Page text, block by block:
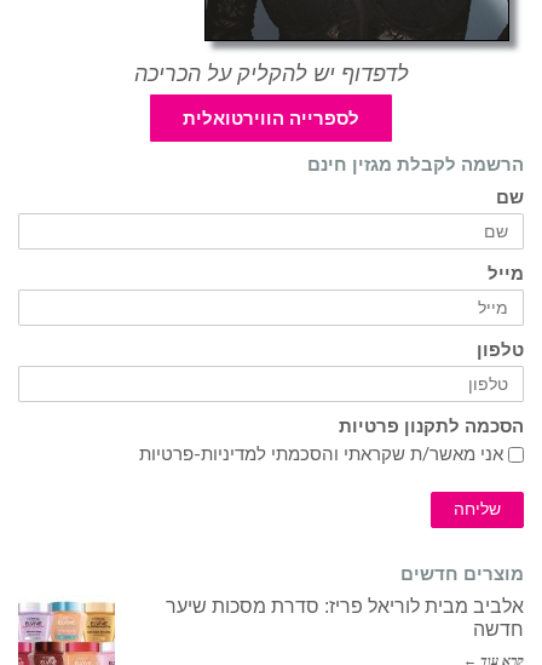
לדפדוף יש להקליק על הכריכה
לספרייה הווירטואלית
הרשמה לקבלת מגזין חינם
שם
מייל
טלפון
הסכמה לתקנון פרטיות
אני מאשר/ת שקראתי והסכמתי למדיניות-פרטיות
שליחה
מוצרים חדשים
אלביב מבית לוריאל פריז: סדרת מסכות שיער
חדשה
קרא עוד ←